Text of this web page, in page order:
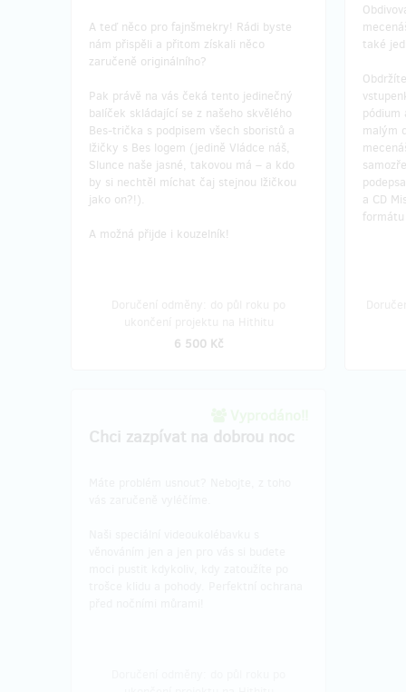
A teď něco pro fajnšmekry! Rádi byste
nám přispěli a přitom získali něco
zaručeně originálního?
Pak právě na vás čeká tento jedinečný
balíček skládající se z našeho skvělého
Bes-trička s podpisem všech sboristů a
lžičky s Bes logem (jedině Vládce náš,
Slunce naše jasné, takovou má – a kdo
by si nechtěl míchat čaj stejnou lžičkou
jako on?!).
A možná přijde i kouzelník!
6 500 Kč
také
pódium
malým
a CD
Chci zazpívat na dobrou noc